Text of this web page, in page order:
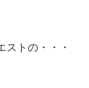
ストの・・・